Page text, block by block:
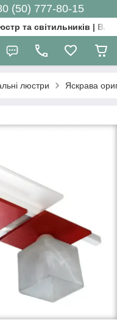
(50) 777-80-15
та світильників |
люстри Яскрава